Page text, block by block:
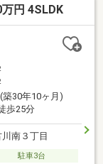
円 4SLDK
築30年10ヶ月)
歩25分
南３丁目
駐車3台